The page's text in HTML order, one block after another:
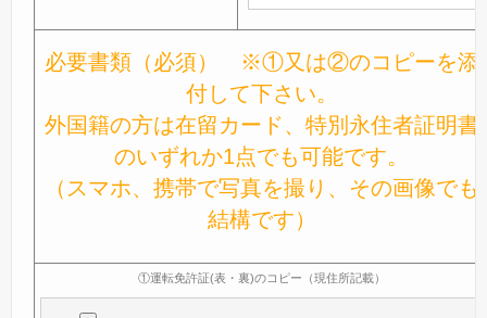
必要書類（必須） ※①又は②のコピーを添
付して下さい。
外国籍の方は在留カード、特別永住者証明書
のいずれか1点でも可能です。
（スマホ、携帯で写真を撮り、その画像でも
結構です）
①運転免許証(表・裏)のコピー（現住所記載）